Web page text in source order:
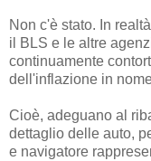
Non c'è stato. In
il BLS e le altre
continuamente
dell'inflazione in
Cioè, adeguano al
dettaglio delle auto,
e navigatore